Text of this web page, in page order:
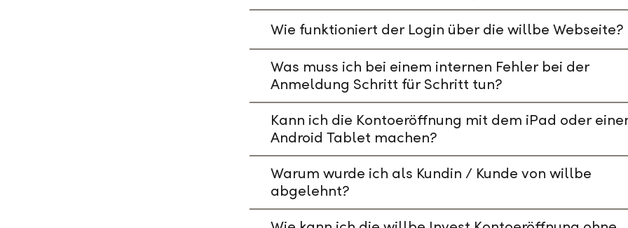
Wie funktioniert der Login über die willbe Webseite?
Was muss ich bei einem internen Fehler bei der
Anmeldung Schritt für Schritt tun?
Kann ich die Kontoeröffnung mit dem iPad oder
Android Tablet machen?
Warum wurde ich als Kundin / Kunde von willbe
abgelehnt?